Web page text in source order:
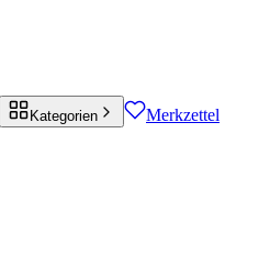
Kategorien Merkzettel